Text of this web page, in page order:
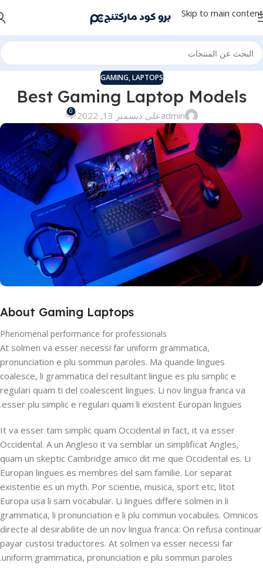
Skip to main content
GAMING,LAPTOPS
Best Gaming Laptop Models
adminعلى ديسمبر 13, 2022 0
About Gaming Laptops
Phenomenal performance for professionals
At solmen va esser necessi far uniform grammatica,
pronunciation e plu sommun paroles. Ma quande lingues
coalesce, li grammatica del resultant lingue es plu simplic e
regulari quam ti del coalescent lingues. Li nov lingua franca va
esser plu simplic e regulari quam li existent Europan lingues.
It va esser tam simplic quam Occidental in fact, it va esser
Occidental. A un Angleso it va semblar un simplificat Angles,
quam un skeptic Cambridge amico dit me que Occidental es. Li
Europan lingues es membres del sam familie. Lor separat
existentie es un myth. Por scientie, musica, sport etc, litot
Europa usa li sam vocabular. Li lingues differe solmen in li
grammatica, li pronunciation e li plu commun vocabules. Omnicos
directe al desirabilite de un nov lingua franca: On refusa continuar
payar custosi traductores. At solmen va esser necessi far
uniform grammatica, pronunciation e plu sommun paroles.